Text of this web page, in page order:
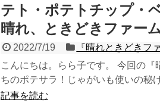
テト・ポテトチップ・
晴れ、ときどきファー
2022/7/19
『晴れときどきフ
こんにちは。らら子です。 今回の『
ちのポテサラ！じゃがいも使いの秘
記事を読む